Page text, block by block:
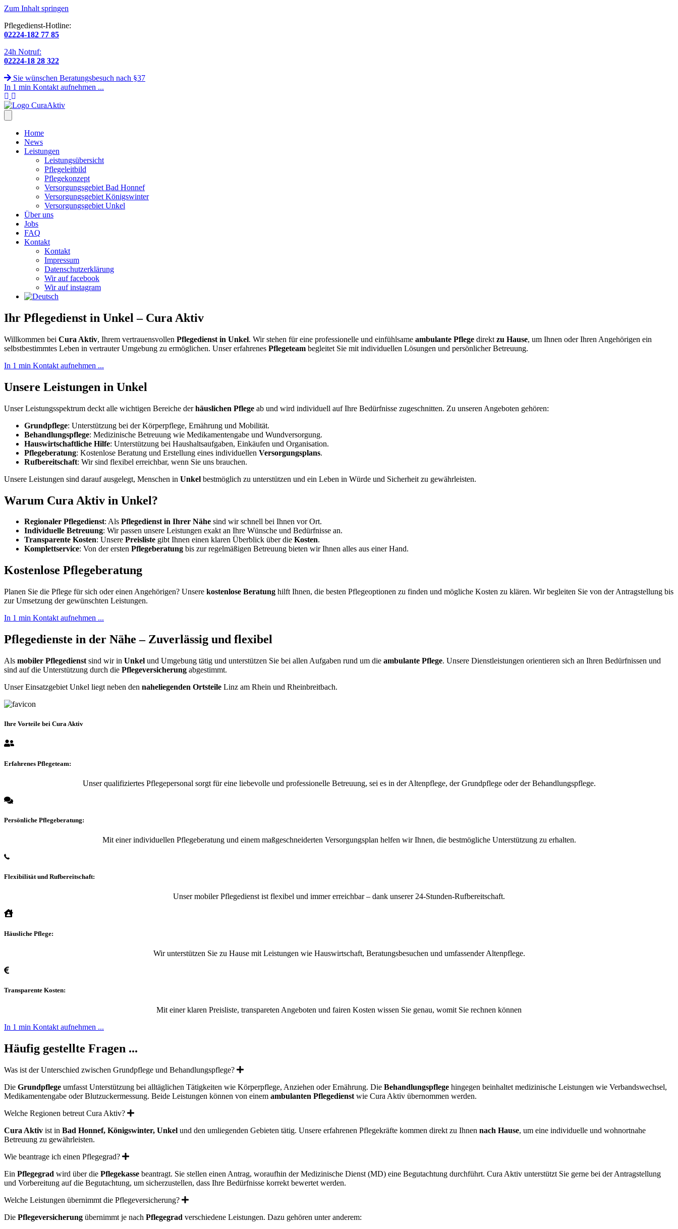
Zum Inhalt springen
Pflegedienst-Hotline:
02224-182 77 85
24h Notruf:
02224-18 28 322
Sie wünschen Beratungsbesuch nach §37
In 1 min Kontakt aufnehmen ...
Home
News
Leistungen
Leistungsübersicht
Pflegeleitbild
Pflegekonzept
Versorgungsgebiet Bad Honnef
Versorgungsgebiet Königswinter
Versorgungsgebiet Unkel
Über uns
Jobs
FAQ
Kontakt
Kontakt
Impressum
Datenschutzerklärung
Wir auf facebook
Wir auf instagram
Ihr Pflegedienst in Unkel – Cura Aktiv
Willkommen bei Cura Aktiv, Ihrem vertrauensvollen Pflegedienst in Unkel. Wir stehen für eine professionelle und einfühlsame ambulante Pflege direkt zu Hause, um Ihnen oder Ihren Angehörigen ein
selbstbestimmtes Leben in vertrauter Umgebung zu ermöglichen. Unser erfahrenes Pflegeteam begleitet Sie mit individuellen Lösungen und persönlicher Betreuung.
In 1 min Kontakt aufnehmen ...
Unsere Leistungen in Unkel
Unser Leistungsspektrum deckt alle wichtigen Bereiche derhäuslichen Pflege ab und wird individuell auf Ihre Bedürfnisse zugeschnitten. Zu unseren Angeboten gehören:
Grundpflege: Unterstützung bei der Körperpflege, Ernährung und Mobilität.
Behandlungspflege: Medizinische Betreuung wie Medikamentengabe und Wundversorgung.
Hauswirtschaftliche Hilfe: Unterstützung bei Haushaltsaufgaben, Einkäufen und Organisation.
Pflegeberatung: Kostenlose Beratung und Erstellung eines individuellen Versorgungsplans.
Rufbereitschaft: Wir sind flexibel erreichbar, wenn Sie uns brauchen.
Unsere Leistungen sind darauf ausgelegt, Menschen in Unkel bestmöglich zu unterstützen und ein Leben in Würde und Sicherheit zu gewährleisten.
Warum Cura Aktiv in Unkel?
Regionaler Pflegedienst: Als Pflegedienst in Ihrer Nähe sind wir schnell bei Ihnen vor Ort.
Individuelle Betreuung: Wir passen unsere Leistungen exakt an Ihre Wünsche und Bedürfnisse an.
Transparente Kosten: Unsere Preisliste gibt Ihnen einen klaren Überblick über die Kosten.
Komplettservice: Von der ersten Pflegeberatung bis zur regelmäßigen Betreuung bieten wir Ihnen alles aus einer Hand.
Kostenlose Pflegeberatung
Planen Sie die Pflege für sich oder einen Angehörigen? Unsere kostenlose Beratung hilft Ihnen, die besten Pflegeoptionen zu finden und mögliche Kosten zu klären. Wir begleiten Sie von der Antragstellung bis
zur Umsetzung der gewünschten Leistungen.
In 1 min Kontakt aufnehmen ...
Pflegedienste in der Nähe – Zuverlässig und flexibel
Als mobiler Pflegedienst sind wir in Unkel und Umgebung tätig und unterstützen Sie bei allen Aufgaben rund um die ambulante Pflege. Unsere Dienstleistungen orientieren sich an Ihren Bedürfnissen und
sind auf die Unterstützung durch die Pflegeversicherung abgestimmt.
Unser Einsatzgebiet Unkel liegt neben den naheliegenden Ortsteile Linz am Rhein und Rheinbreitbach.
Ihre Vorteile bei Cura Aktiv
Erfahrenes Pflegeteam:
Unser qualifiziertes Pflegepersonal sorgt für eine liebevolle und professionelle Betreuung, sei es in der Altenpflege, der Grundpflege oder der Behandlungspflege.
Persönliche Pflegeberatung:
Mit einer individuellen Pflegeberatung und einem maßgeschneiderten Versorgungsplan helfen wir Ihnen, die bestmögliche Unterstützung zu erhalten.
Flexibilität und Rufbereitschaft:
Unser mobiler Pflegedienst ist flexibel und immer erreichbar – dank unserer 24-Stunden-Rufbereitschaft.
Häusliche Pflege:
Wir unterstützen Sie zu Hause mit Leistungen wie Hauswirtschaft, Beratungsbesuchen und umfassender Altenpflege.
Transparente Kosten:
Mit einer klaren Preisliste, transpareten Angeboten und fairen Kosten wissen Sie genau, womit Sie rechnen können
In 1 min Kontakt aufnehmen ...
Häufig gestellte Fragen ...
Was ist der Unterschied zwischen Grundpflege und Behandlungspflege? Expand
Die Grundpflege umfasst Unterstützung bei alltäglichen Tätigkeiten wie Körperpflege, Anziehen oder Ernährung. Die Behandlungspflege hingegen beinhaltet medizinische Leistungen wie Verbandswechsel,
Medikamentengabe oder Blutzuckermessung. Beide Leistungen können von einem ambulanten Pflegedienst wie Cura Aktiv übernommen werden.
Welche Regionen betreut Cura Aktiv?
Expand
Cura Aktiv ist in Bad Honnef, Königswinter, Unkel und den umliegenden Gebieten tätig. Unsere erfahrenen Pflegekräfte kommen direkt zu Ihnen nach Hause, um eine individuelle und wohnortnahe
Betreuung zu gewährleisten.
Wie beantrage ich einen Pflegegrad?
Expand
Ein Pflegegrad wird über die Pflegekasse beantragt. Sie stellen einen Antrag, woraufhin der Medizinische Dienst (MD) eine Begutachtung durchführt. Cura Aktiv unterstützt Sie gerne bei der Antragstellung
und Vorbereitung auf die Begutachtung, um sicherzustellen, dass Ihre Bedürfnisse korrekt bewertet werden.
Welche Leistungen übernimmt die Pflegeversicherung?
Expand
Die Pflegeversicherung übernimmt je nach Pflegegrad verschiedene Leistungen. Dazu gehören unter anderem: